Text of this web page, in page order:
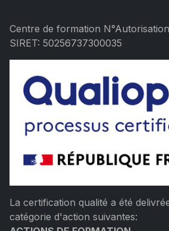
Centre de formation
SIRET: 50256737300035
La certification qualité a été
catégorie d'action suivantes: